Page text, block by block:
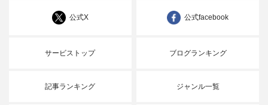
公式X 公式facebook
サービストップ ブログランキング
記事ランキング ジャンル一覧